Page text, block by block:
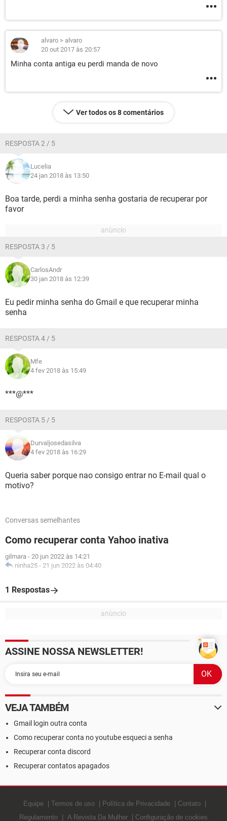
alvaro > alvaro
20 out 2017 às 20:57
Minha conta antiga eu perdi manda de novo
Ver todos os 8 comentários
RESPOSTA 2 / 5
Lucelia
24 jan 2018 às 13:50
Boa tarde, perdi a minha senha gostaria de recuperar por
favor
RESPOSTA 3 / 5
CarlosAndr
30 jan 2018 às 12:39
Eu pedir minha senha do Gmail e que recuperar minha
senha
RESPOSTA 4 / 5
Mfe
4 fev 2018 às 15:49
***@***
RESPOSTA 5 / 5
Durvaljosedasilva
4 fev 2018 às 16:29
Queria saber porque nao consigo entrar no E-mail qual o
motivo?
Conversas semelhantes
Como recuperar conta Yahoo inativa
gilmara - 20 jun 2022 às 14:21
ninha25 - 21 jun 2022 às 04:40
1 Respostas
ASSINE NOSSA NEWSLETTER!
VEJA TAMBÉM
Gmail login outra conta
Como recuperar conta no youtube esqueci a senha
Recuperar conta discord
Recuperar contatos apagados
Equipe Termos de uso Política de Privacidade
Contato
Regulamento
A Revista Da Mulher Configuração de cookies